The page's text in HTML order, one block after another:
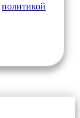
политикой